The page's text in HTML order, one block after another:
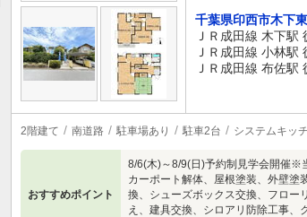
千葉県印西市木下
ＪＲ成田線 木下駅
ＪＲ成田線 小林駅
ＪＲ成田線 布佐駅
2階建て 南道路 駐車場あり 駐車2台 システムキッ
おすすめポイント
8/6(木)～8/9(日)予約制見学会開催※
カーポート解体、屋根塗装、外壁塗
換、シューズボックス交換、フロー
え、建具交換、シロアリ防除工事、